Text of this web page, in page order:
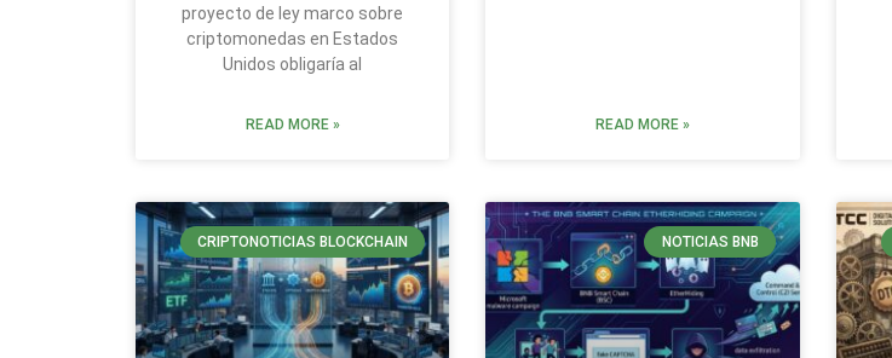
proyecto de ley marco sobre
criptomonedas en Estados
Unidos obligaría al
READ MORE » READ MORE »
CRIPTONOTICIAS BLOCKCHAIN NOTICIAS BNB